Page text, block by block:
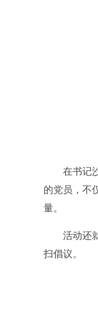
在书记沙
的党员，不
量。
活动还就
扫倡议。